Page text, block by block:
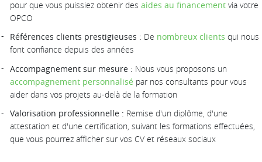
pour que vous puissiez obtenir des aides au financement via votre
OPCO
Références clients prestigieuses : De nombreux clients qui nous
font confiance depuis des années
Accompagnement sur mesure : Nous vous proposons un
accompagnement personnalisé par nos consultants pour vous
aider dans vos projets au-delà de la formation
Valorisation professionnelle : Remise d'un diplôme, d'une
attestation et d'une certification, suivant les formations effectuées,
que vous pourrez afficher sur vos CV et réseaux sociaux